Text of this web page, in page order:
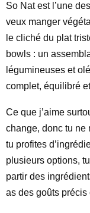
So Nat est l’une
veux manger
le cliché du plat
bowls : un
légumineuses et
complet, équilibré
Ce que j’aime
change, donc tu ne
tu profites
plusieurs options,
partir des
as des goûts